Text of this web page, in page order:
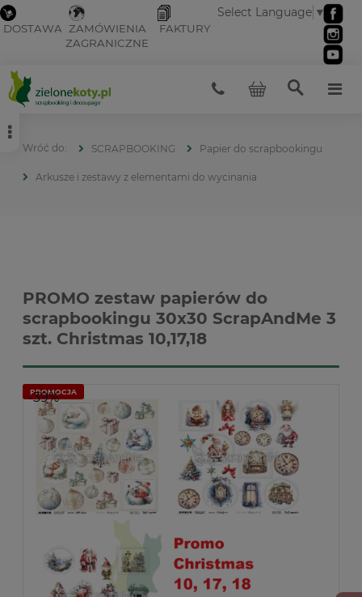
DOSTAWA ZAMÓWIENIA
ZAGRANICZNE
FAKTURY
Select Language ▼
SCRAPBOOKING Papier do scrapbookingu
Arkusze i zestawy z elementami do wycinania
PROMO zestaw papierów do
scrapbookingu 30x30 ScrapAndMe 3
szt. Christmas 10,17,18
PROMOCJA
-39%